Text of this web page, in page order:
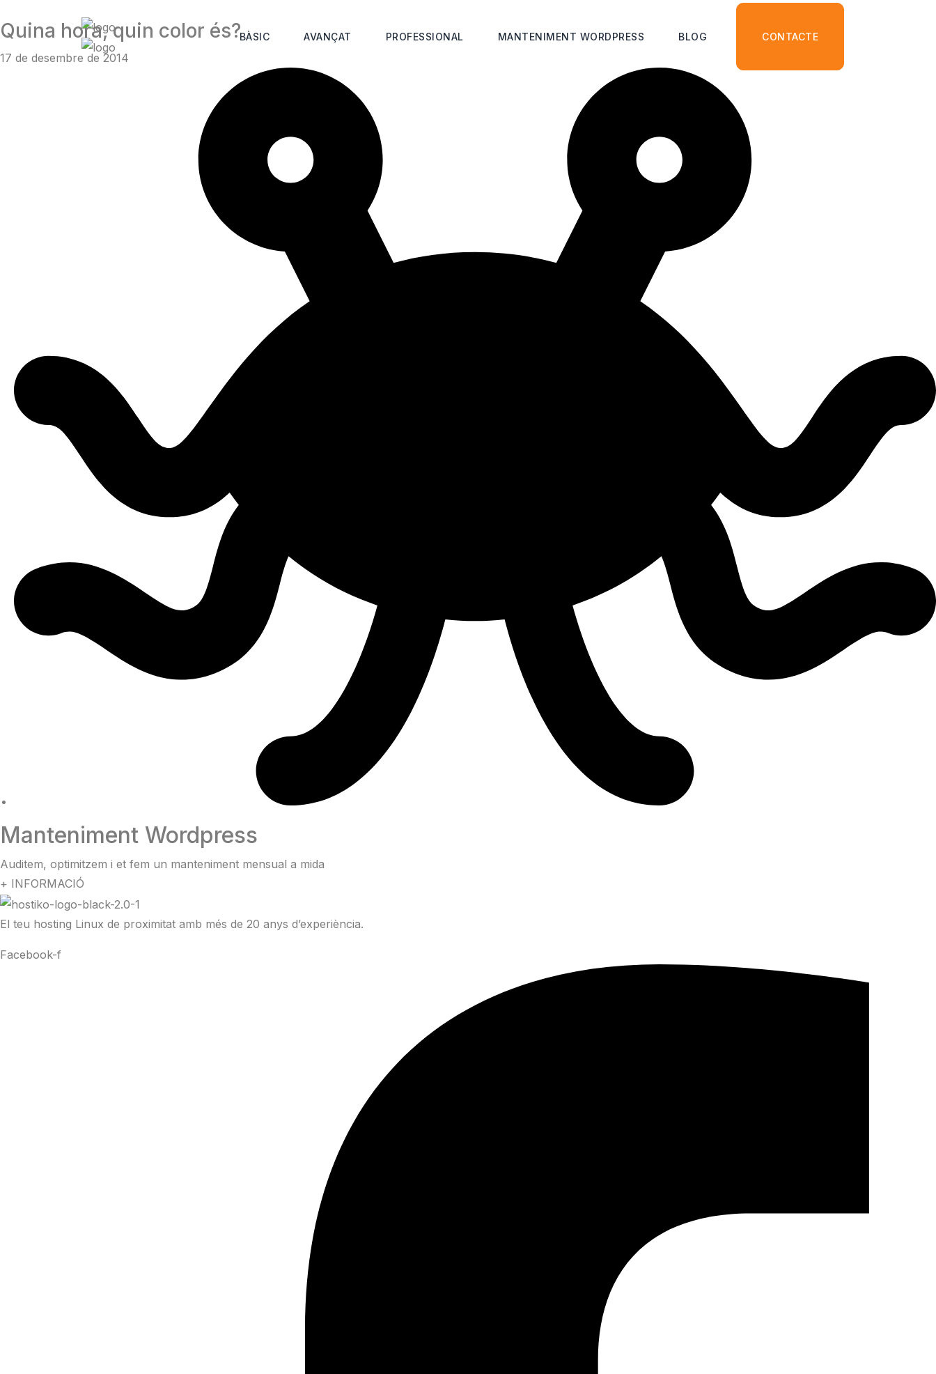
to
BÀSIC AVANÇAT PROFESSIONAL MANTENIMENT WORDPRESS BLOG CONTACTE
Quina hora, quin color és?
17 de desembre de 2014
Manteniment Wordpress
Auditem, optimitzem i et fem un manteniment mensual a mida
+ INFORMACIÓ
El teu hosting Linux de proximitat amb més de 20 anys d’experiència.
Facebook-f